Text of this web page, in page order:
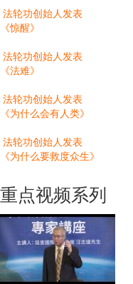
法轮功创始人发表
《惊醒》
法轮功创始人发表
《法难》
法轮功创始人发表
《为什么会有人类》
法轮功创始人发表
《为什么要救度众生》
重点视频系列